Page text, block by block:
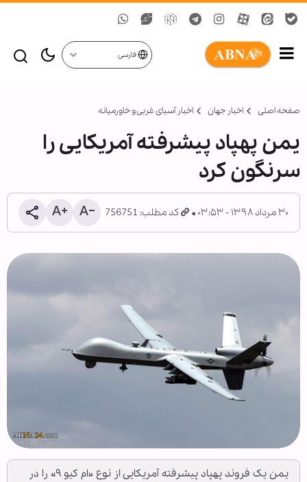
فارسی
صفحه اصلی اخبار جهان اخبار آسیای غربی و خاورمیانه
یمن پهپاد پیشرفته آمریکایی را
سرنگون کرد
۳۰ مرداد ۱۳۹۸ - ۰۳:۵۳ کد مطلب: 756751
یمن یک فروند پهپاد پیشرفته آمریکایی از نوع «ام کیو ۹» را در